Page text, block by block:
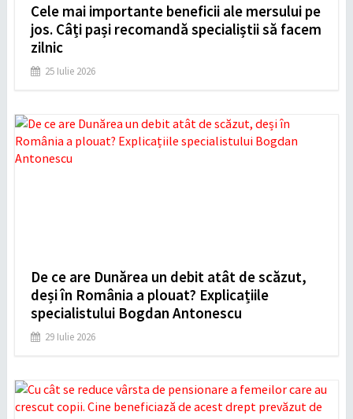
Cele mai importante beneficii ale mersului pe
jos. Câți pași recomandă specialiștii să facem
zilnic
25 Iulie 2026
De ce are Dunărea un debit atât de scăzut,
deși în România a plouat? Explicațiile
specialistului Bogdan Antonescu
29 Iulie 2026